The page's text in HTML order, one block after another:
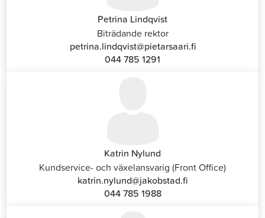
Petrina Lindqvist
Biträdande rektor
petrina.lindqvist@pietarsaari.fi
044 785 1291
Katrin Nylund
Kundservice- och växelansvarig (Front Office)
katrin.nylund@jakobstad.fi
044 785 1988